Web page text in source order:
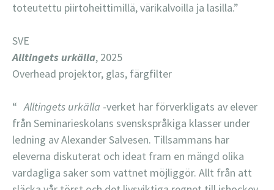
toteutettu piirtoheittimillä, värikalvoilla ja lasilla.”
SVE
Alltingets urkälla, 2025
Overhead projektor, glas, färgfilter
“Alltingets urkälla -verket har förverkligats av elever
från Seminarieskolans svenskspråkiga klasser under
ledning av Alexander Salvesen. Tillsammans har
eleverna diskuterat och ideat fram en mängd olika
vardagliga saker som vattnet möjliggör. Allt från att